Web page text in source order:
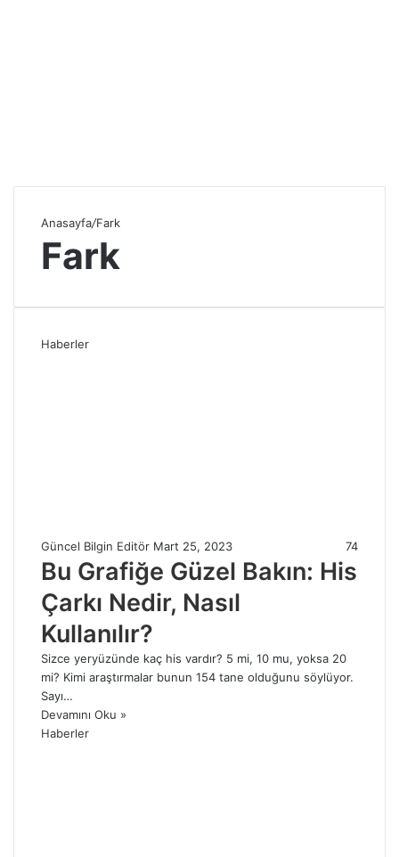
Anasayfa/Fark
Fark
Haberler
Güncel Bilgin Editör Mart 25, 2023 74
Bu Grafiğe Güzel Bakın: His
Çarkı Nedir, Nasıl
Kullanılır?
Sizce yeryüzünde kaç his vardır? 5 mi, 10 mu, yoksa 20
mi? Kimi araştırmalar bunun 154 tane olduğunu söylüyor.
Sayı…
Devamını Oku »
Haberler